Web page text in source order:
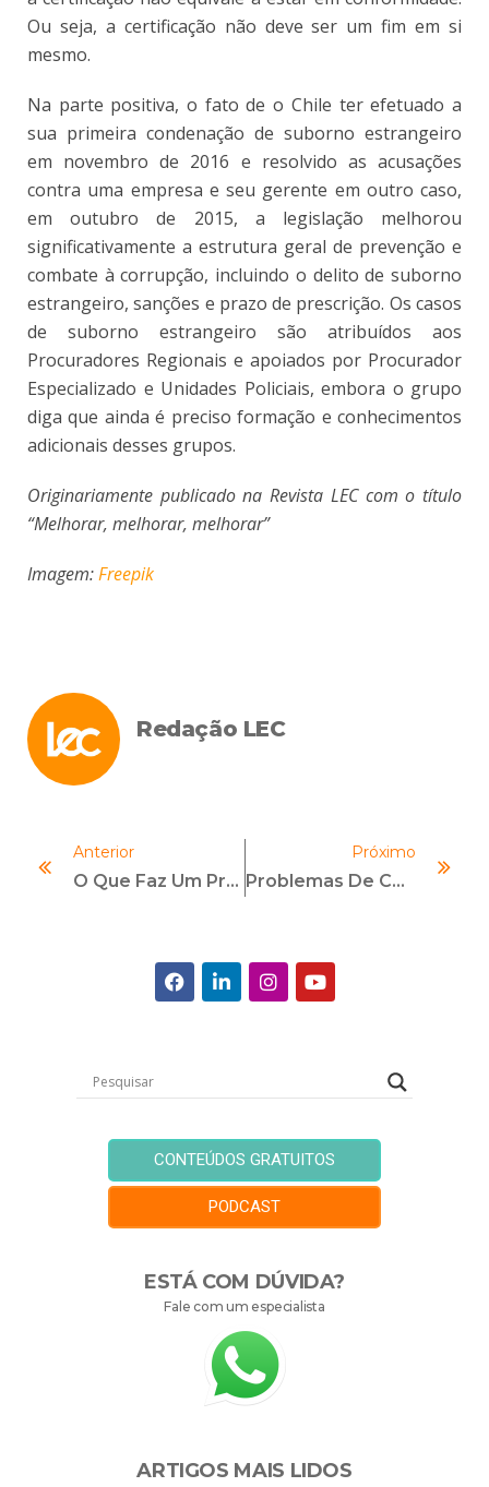
Ou seja, a certificação não deve ser um fim em si
mesmo.
Na parte positiva, o fato de o Chile ter efetuado a
sua primeira condenação de suborno estrangeiro
em novembro de 2016 e resolvido as acusações
contra uma empresa e seu gerente em outro caso,
em outubro de 2015, a legislação melhorou
significativamente a estrutura geral de prevenção e
combate à corrupção, incluindo o delito de suborno
estrangeiro, sanções e prazo de prescrição. Os casos
de suborno estrangeiro são atribuídos aos
Procuradores Regionais e apoiados por Procurador
Especializado e Unidades Policiais, embora o grupo
diga que ainda é preciso formação e conhecimentos
adicionais desses grupos.
Originariamente publicado na Revista LEC com o título
“Melhorar, melhorar, melhorar”
Imagem:Freepik
Redação LEC
Anterior
O Que Faz Um Profissional De Compliance? Entenda Aqui
Próximo
Problemas De Compliance Em Fusões E Aquisições
CONTEÚDOS GRATUITOS
PODCAST
ESTÁ COM DÚVIDA?
Fale com um especialista
ARTIGOS MAIS LIDOS